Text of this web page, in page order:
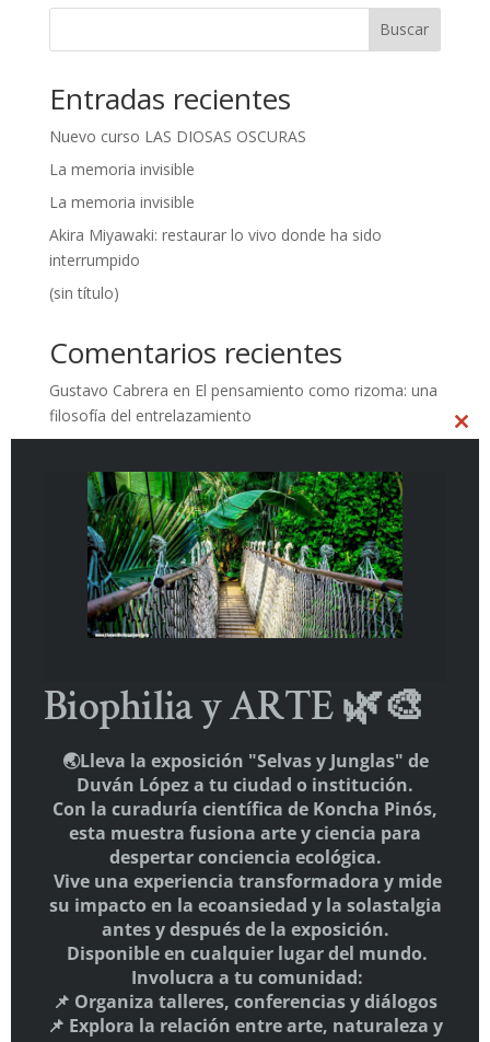
e
:
Buscar
Entradas recientes
Nuevo curso LAS DIOSAS OSCURAS
La memoria invisible
La memoria invisible
Akira Miyawaki: restaurar lo vivo donde ha sido
interrumpido
(sin título)
Comentarios recientes
Gustavo Cabrera en El pensamiento como rizoma: una
filosofía del entrelazamiento
THE WELLBEING PLANET
E-mail:info@elgiro.org
Biophilia y ARTE 🌿🎨
🌏Lleva la exposición "Selvas y Junglas" de
Duván López a tu ciudad o institución.
Con la curaduría científica de Koncha Pinós,
esta muestra fusiona arte y ciencia para
despertar conciencia ecológica.
Vive una experiencia transformadora y mide
su impacto en la ecoansiedad y la solastalgia
antes y después de la exposición.
Disponible en cualquier lugar del mundo.
Involucra a tu comunidad:
📌 Organiza talleres, conferencias y diálogos
📌 Explora la relación entre arte, naturaleza y